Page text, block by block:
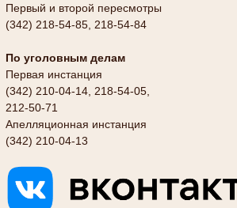
Первый и второй пересмотры
(342) 218-54-85, 218-54-84
По уголовным делам
Первая инстанция
(342) 210-04-14, 218-54-05,
212-50-71
Апелляционная инстанция
(342) 210-04-13